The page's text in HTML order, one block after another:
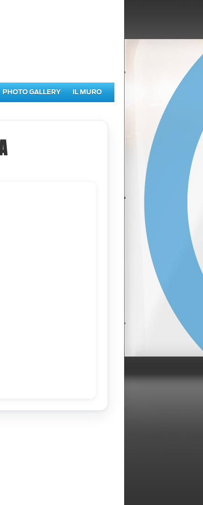
PHOTO GALLERY IL MURO